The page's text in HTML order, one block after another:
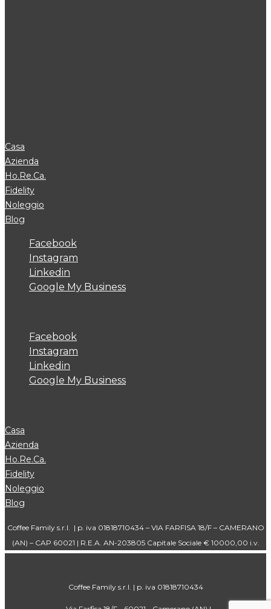
Casa
Azienda
Ho.Re.Ca.
Fidelity
Noleggio
Blog
Facebook
Instagram
Linkedin
Google My Business
Facebook
Instagram
Linkedin
Google My Business
Casa
Azienda
Ho.Re.Ca.
Fidelity
Noleggio
Blog
Coffee Family s.r.l. | p. iva 01818710434 – VIA FARFISA 18/F – CAMERANO
(AN) – CAP 60021 | R.E.A. AN-203805 Capitale Sociale € 10000,00 i.v.
Coffee Family s.r.l. | p. iva 01818710434